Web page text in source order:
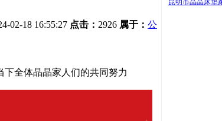
02-18 16:55:27 点击： 2926 属于： 公
全体晶晶家人们的共同努力
昆明市晶晶床垫